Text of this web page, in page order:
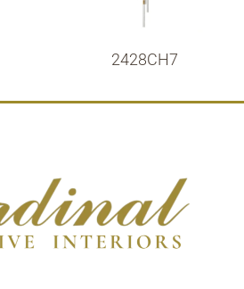
2428CH7